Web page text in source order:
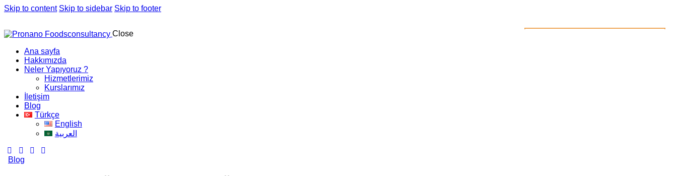
Skip to content Skip to sidebar Skip to footer
Close
Ana sayfa
Hakkımızda
Neler Yapıyoruz ?
Hizmetlerimiz
Kurslarımız
İletişim
Blog
Türkçe
English
العربية
Blog